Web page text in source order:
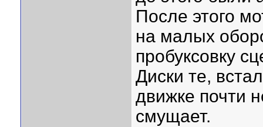
После этого
на малых
пробуксовку
Диски те,
движке почти
смущает.